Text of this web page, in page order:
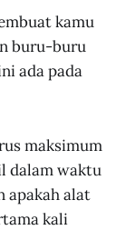
kamu
buru-buru
ada pada
maksimum
dalam waktu
apakah alat
kali